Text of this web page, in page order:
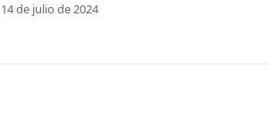
14 de julio de 2024